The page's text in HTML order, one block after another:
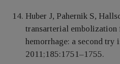
Huber J, Pahernik S,
transarterial embolization
hemorrhage: a second
2011;185:1751–1755.